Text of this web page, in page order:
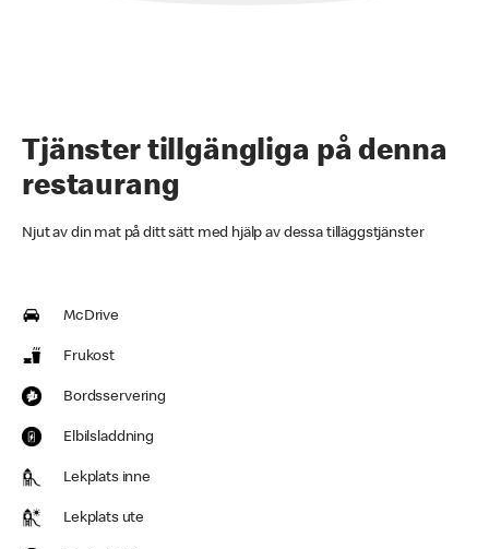
Tjänster tillgängliga på denna
restaurang
Njut av din mat på ditt sätt med hjälp av dessa tilläggstjänster
McDrive
Frukost
Bordsservering
Elbilsladdning
Lekplats inne
Lekplats ute